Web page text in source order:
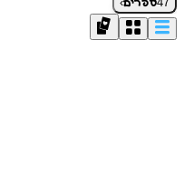
ספרים